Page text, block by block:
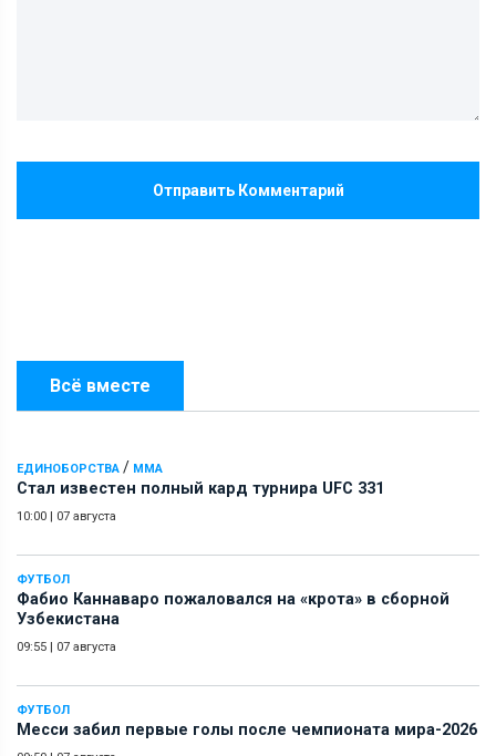
Всё вместе
ЕДИНОБОРСТВА / ММА
Стал известен полный кард турнира UFC 331
10:00 | 07 августа
ФУТБОЛ
Фабио Каннаваро пожаловался на «крота» в сборной
Узбекистана
09:55 | 07 августа
ФУТБОЛ
Месси забил первые голы после чемпионата мира-2026
Отправить Комментарий